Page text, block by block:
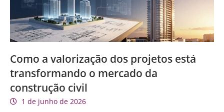
Como a valorização dos projetos está
transformando o mercado da
construção civil
1 de junho de 2026